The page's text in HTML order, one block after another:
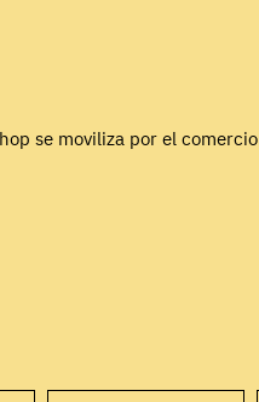
se moviliza por el comercio